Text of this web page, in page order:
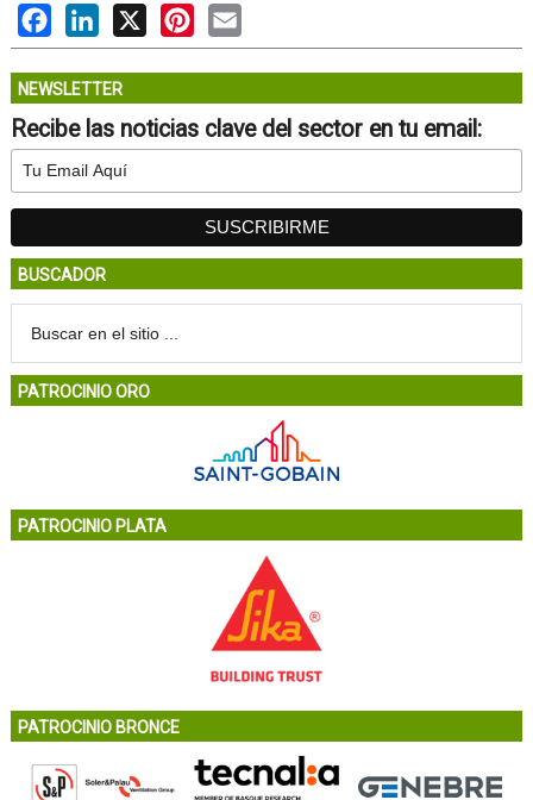
FacebookLinkedIn
X PinterestEmail
NEWSLETTER
Recibe las noticias clave del sector en tu email:
BUSCADOR
PATROCINIO ORO
PATROCINIO PLATA
PATROCINIO BRONCE